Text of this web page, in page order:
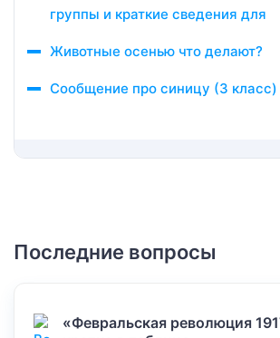
группы и краткие сведения для
Животные осенью что делают?
Сообщение про синицу (3 класс)
Последние вопросы
«Февральская революция